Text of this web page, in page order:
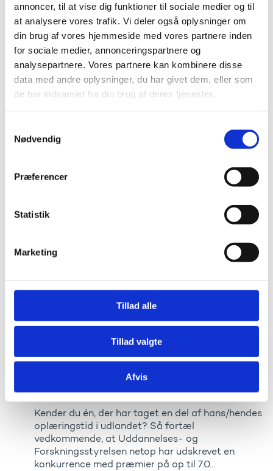
annoncer, til at vise dig funktioner til sociale medier og til
at analysere vores trafik. Vi deler også oplysninger om
din brug af vores hjemmeside med vores partnere inden
for sociale medier, annonceringspartnere og
analysepartnere. Vores partnere kan kombinere disse
data med andre oplysninger, du har givet dem, eller som
de har indsamlet fra din brug af deres tjenester.
Nødvendig
Præferencer
Statistik
Marketing
Tillad alle
Tillad valgte
Afvis
uddannelsesinstitutioner og organisationer, som
får del i de 102 million...
Overvejer du en ph.d. i udlandet? Mød
European University Institute online
Publiceret 20. maj 2026
ph.d. i udlandet? Fra 25. til 28. maj 2026 holder
European University Institute, EUI, Virtual Open
www.danskstudiefond.dk
Uddannelses- og Forskningsstyrelsen advarer
mod en mulig svindel-hjemmeside, der under
styrelsen. Der er tale om hjemmesiden
www.danskstudiefond.dk.
Konkurrence for elever og lærlinge: Fortæl
os om din læreplads og oplevelser i
Kender du én, der har taget en del af hans/hendes
oplæringstid i udlandet? Så fortæl
vedkommende, at Uddannelses- og
Forskningsstyrelsen netop har udskrevet en
konkurrence med præmier på op til 7.0...